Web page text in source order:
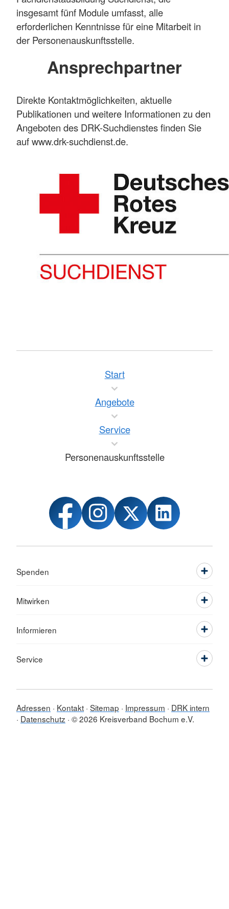
insgesamt fünf Module umfasst, alle
erforderlichen Kenntnisse für eine Mitarbeit in
der Personenauskunftsstelle.
Ansprechpartner
Direkte Kontaktmöglichkeiten, aktuelle
Publikationen und weitere Informationen zu den
Angeboten des DRK-Suchdienstes finden Sie
auf www.drk-suchdienst.de.
Start
Angebote
Service
Personenauskunftsstelle
Spenden
Mitwirken
Informieren
Service
Adressen Kontakt Sitemap Impressum
DRK intern
Datenschutz © 2026 Kreisverband Bochum e.V.